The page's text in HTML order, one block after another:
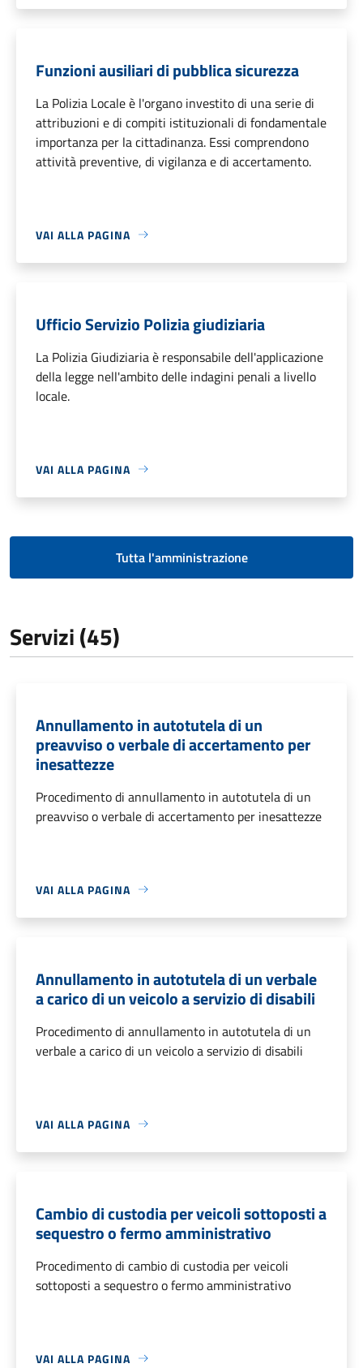
Funzioni ausiliari di pubblica sicurezza
La Polizia Locale è l'organo investito di una serie di
attribuzioni e di compiti istituzionali di fondamentale
importanza per la cittadinanza. Essi comprendono
attività preventive, di vigilanza e di accertamento.
VAI ALLA PAGINA
Ufficio Servizio Polizia giudiziaria
La Polizia Giudiziaria è responsabile dell'applicazione
della legge nell'ambito delle indagini penali a livello
locale.
VAI ALLA PAGINA
Tutta l'amministrazione
Servizi (45)
Annullamento in autotutela di un
preavviso o verbale di accertamento per
inesattezze
Procedimento di annullamento in autotutela di un
preavviso o verbale di accertamento per inesattezze
VAI ALLA PAGINA
Annullamento in autotutela di un verbale
a carico di un veicolo a servizio di disabili
Procedimento di annullamento in autotutela di un
verbale a carico di un veicolo a servizio di disabili
VAI ALLA PAGINA
Cambio di custodia per veicoli sottoposti a
sequestro o fermo amministrativo
Procedimento di cambio di custodia per veicoli
sottoposti a sequestro o fermo amministrativo
VAI ALLA PAGINA